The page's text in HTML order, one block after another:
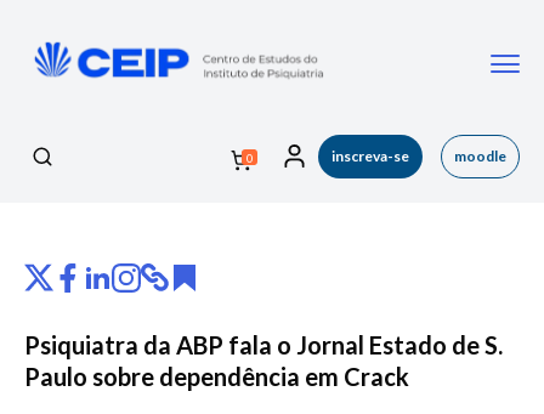
0 inscreva-se moodle
Psiquiatra da ABP fala o Jornal Estado de S.
Paulo sobre dependência em Crack